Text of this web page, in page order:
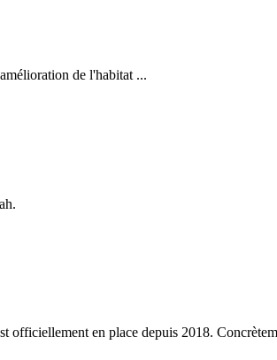
de l'habitat ...
en place depuis 2018.